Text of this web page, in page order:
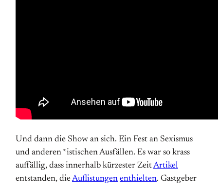
Und dann die Show an sich. Ein Fest an Sexismus
und anderen *istischen Ausfällen. Es war so krass
auffällig, dass innerhalb kürzester ZeitArtikel
entstanden, dieAuflistungen enthielten. Gastgeber